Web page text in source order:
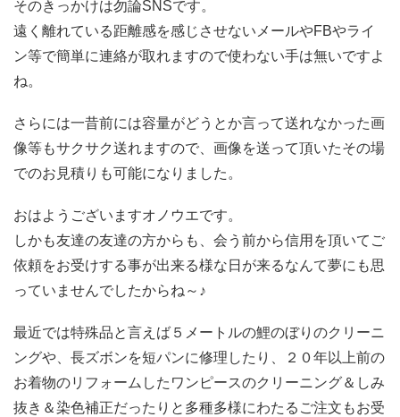
そのきっかけは勿論SNSです。
遠く離れている距離感を感じさせないメールやFBやライ
ン等で簡単に連絡が取れますので使わない手は無いですよ
ね。
さらには一昔前には容量がどうとか言って送れなかった画
像等もサクサク送れますので、画像を送って頂いたその場
でのお見積りも可能になりました。
おはようございますオノウエです。
しかも友達の友達の方からも、会う前から信用を頂いてご
依頼をお受けする事が出来る様な日が来るなんて夢にも思
っていませんでしたからね～♪
最近では特殊品と言えば５メートルの鯉のぼりのクリーニ
ングや、長ズボンを短パンに修理したり、２０年以上前の
お着物のリフォームしたワンピースのクリーニング＆しみ
抜き＆染色補正だったりと多種多様にわたるご注文もお受